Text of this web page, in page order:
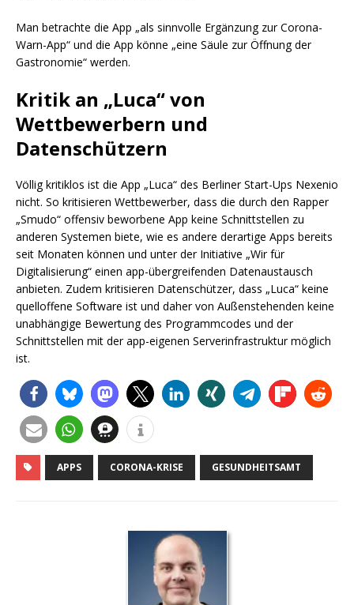
Man betrachte die App „als sinnvolle Ergänzung zur Corona-
Warn-App“ und die App könne „eine Säule zur Öffnung der
Gastronomie“ werden.
Kritik an „Luca“ von
Wettbewerbern und
Datenschützern
Völlig kritiklos ist die App „Luca“ des Berliner Start-Ups Nexenio
nicht. So kritisieren Wettbewerber, dass die durch den Rapper
„Smudo“ offensiv beworbene App keine Schnittstellen zu
anderen Systemen biete, wie es andere derartige Apps bereits
seit Monaten können und unter der Initiative „Wir für
Digitalisierung“ einen app-übergreifenden Datenaustausch
anbieten. Zudem kritisieren Datenschützer, dass „Luca“ keine
quelloffene Software ist und daher von Außenstehenden keine
unabhängige Bewertung des Programmcodes und der
Schnittstellen mit der app-eigenen Serverinfrastruktur möglich
ist.
APPS CORONA-KRISE GESUNDHEITSAMT